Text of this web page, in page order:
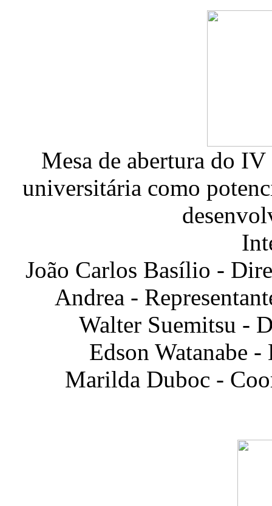
Mesa de abertura do
universitária como
João Carlos Basílio -
Andrea -
Walter Suemitsu -
Edson Watanabe
Marilda Duboc -